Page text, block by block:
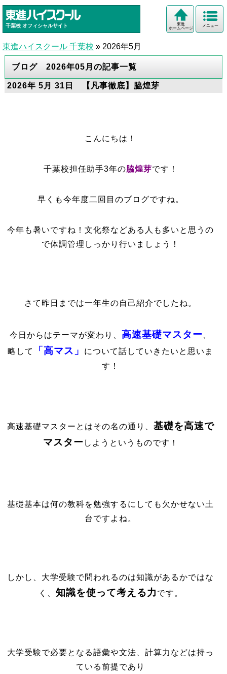
千葉校 オフィシャルサイト メニュー
東進
ホームページ
東進ハイスクール 千葉校 » 2026年5月
ブログ 2026年05月の記事一覧
2026年 5月 31日 【凡事徹底】脇煌芽
こんにちは！
千葉校担任助手3年の脇煌芽です！
早くも今年度二回目のブログですね。
今年も暑いですね！文化祭などある人も多いと思うの
で体調管理しっかり行いましょう！
さて昨日までは一年生の自己紹介でしたね。
今日からはテーマが変わり、 高速基礎マスター
略して
「高マス」
について話していきたいと思いま
す！
高速基礎マスターとはその名の通り、 基礎を高速で
マスター しようというものです！
基礎基本は何の教科を勉強するにしても欠かせない土
台ですよね。
しかし、大学受験で問われるのは知識があるかではな
く、 知識を使って考える力 です。
大学受験で必要となる語彙や文法、計算力などは持っ
ている前提であり